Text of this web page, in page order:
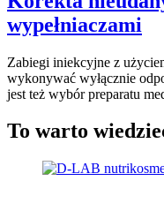
wypełniaczami
Zabiegi iniekcyjne z
wykonywać wyłącznie
jest też wybór preparatu
To warto